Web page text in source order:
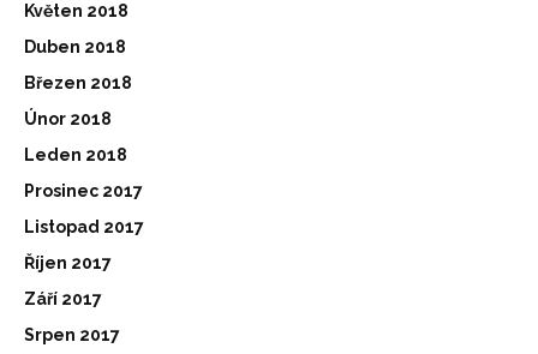
Květen 2018
Duben 2018
Březen 2018
Únor 2018
Leden 2018
Prosinec 2017
Listopad 2017
Říjen 2017
Září 2017
Srpen 2017